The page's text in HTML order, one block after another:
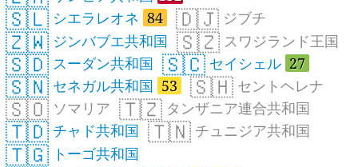
🇸🇱 シエラレオネ 84 🇩🇯 ジブチ
🇿🇼 ジンバブエ共和国 🇸🇿 スワジランド王国
🇸🇩 スーダン共和国 🇸🇨 セイシェル 27
🇸🇳 セネガル共和国 53 🇸🇭 セントヘレナ
🇸🇴 ソマリア 🇹🇿 タンザニア連合共和国
🇹🇩 チャド共和国 🇹🇳 チュニジア共和国
🇹🇬 トーゴ共和国